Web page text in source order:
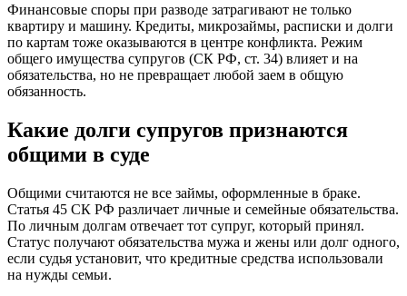
Финансовые споры при разводе затрагивают не только
квартиру и машину. Кредиты, микрозаймы, расписки и долги
по картам тоже оказываются в центре конфликта. Режим
общего имущества супругов (СК РФ, ст. 34) влияет и на
обязательства, но не превращает любой заем в общую
обязанность.
Какие долги супругов признаются
общими в суде
Общими считаются не все займы, оформленные в браке.
Статья 45 СК РФ различает личные и семейные обязательства.
По личным долгам отвечает тот супруг, который принял.
Статус получают обязательства мужа и жены или долг одного,
если судья установит, что кредитные средства использовали
на нужды семьи.